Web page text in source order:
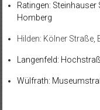
Ratingen: Steinhauser
Homberg
Hilden: Kölner Straße,
Langenfeld:
Wülfrath: